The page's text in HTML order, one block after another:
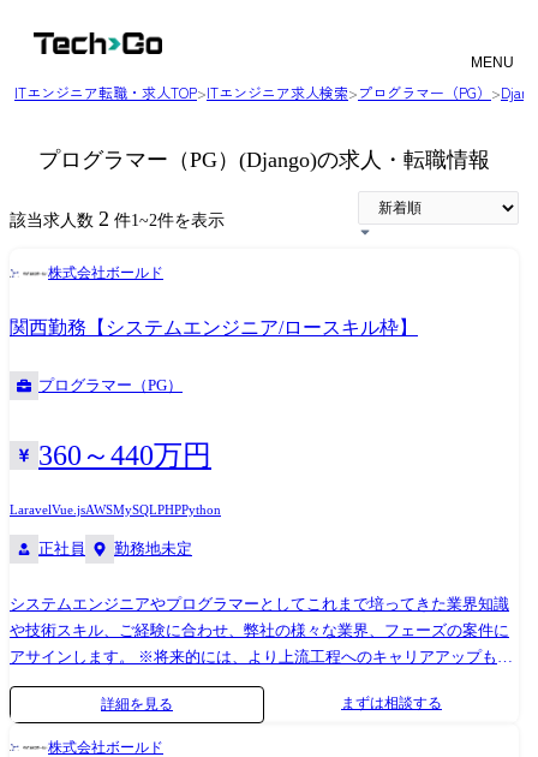
MENU
ITエンジニア転職・求人TOP>ITエンジニア求人検索>プログラマー（PG） >
プログラマー（PG）(Django)の求人・転職情報
該当求人数 2 件1~2件を表示
株式会社ボールド
関西勤務【システムエンジニア/ロースキル枠】
プログラマー（PG）
360～440万円
LaravelVue.jsAWSMySQLPHPPython
正社員 勤務地未定
システムエンジニアやプログラマーとしてこれまで培ってきた業界知識
や技術スキル、ご経験に合わせ、弊社の様々な業界、フェーズの案件に
アサインします。 ※将来的には、より上流工程へのキャリアアップも見
据えて成長して頂きます。 ●不動産会社向け基幹システム開発
(Java/Spring/React/PostgreSQL/AWS) ●保険会社向け営業管理システム開
詳細を見る まずは相談する
株式会社ボールド